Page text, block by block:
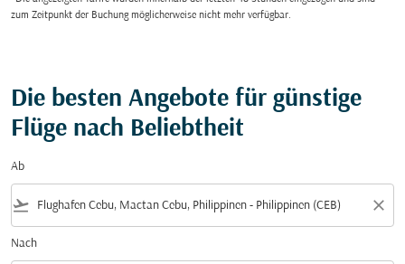
zum Zeitpunkt der Buchung möglicherweise nicht mehr verfügbar.
Die besten Angebote für günstige
Flüge nach Beliebtheit
Ab
flight_takeoff close
Nach